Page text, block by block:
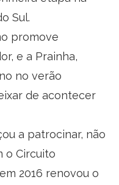
Sul.
promove
e a Prainha,
no verão
de acontecer
a patrocinar, não
o Circuito
2016 renovou o